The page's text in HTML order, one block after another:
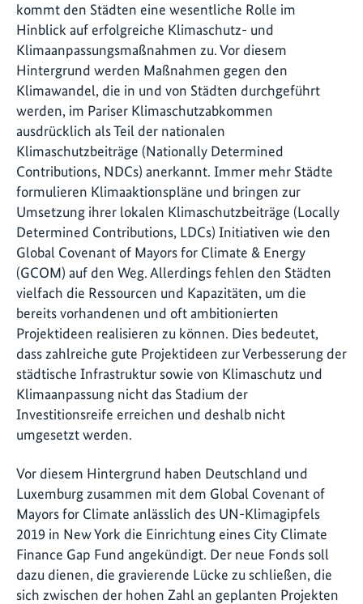
kommt den Städten eine wesentliche Rolle im
Hinblick auf erfolgreiche Klimaschutz- und
Klimaanpassungsmaßnahmen zu. Vor diesem
Hintergrund werden Maßnahmen gegen den
Klimawandel, die in und von Städten durchgeführt
werden, im Pariser Klimaschutzabkommen
ausdrücklich als Teil der nationalen
Klimaschutzbeiträge (Nationally Determined
Contributions, NDCs) anerkannt. Immer mehr Städte
formulieren Klimaaktionspläne und bringen zur
Umsetzung ihrer lokalen Klimaschutzbeiträge (Locally
Determined Contributions, LDCs) Initiativen wie den
Global Covenant of Mayors for Climate & Energy
(GCOM) auf den Weg. Allerdings fehlen den Städten
vielfach die Ressourcen und Kapazitäten, um die
bereits vorhandenen und oft ambitionierten
Projektideen realisieren zu können. Dies bedeutet,
dass zahlreiche gute Projektideen zur Verbesserung der
städtische Infrastruktur sowie von Klimaschutz und
Klimaanpassung nicht das Stadium der
Investitionsreife erreichen und deshalb nicht
umgesetzt werden.
Vor diesem Hintergrund haben Deutschland und
Luxemburg zusammen mit dem Global Covenant of
Mayors for Climate anlässlich des UN-Klimagipfels
2019 in New York die Einrichtung eines City Climate
Finance Gap Fund angekündigt. Der neue Fonds soll
dazu dienen, die gravierende Lücke zu schließen, die
sich zwischen der hohen Zahl an geplanten Projekten